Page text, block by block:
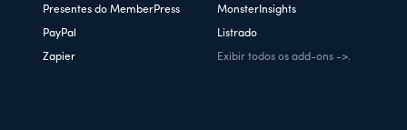
Presentes do MemberPress MonsterInsights
PayPal Listrado
Zapier Exibir todos os add-ons ->.